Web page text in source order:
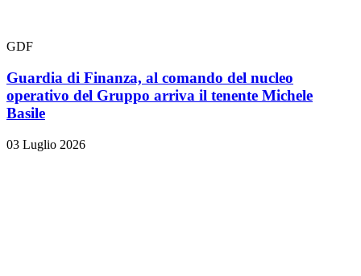
GDF
Guardia di Finanza, al comando del nucleo
operativo del Gruppo arriva il tenente Michele
Basile
03 Luglio 2026